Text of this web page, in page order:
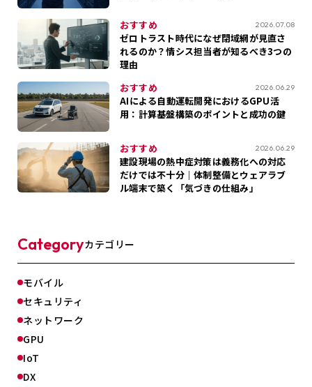
おすすめ 2026.07.08
ゼロトラスト時代になぜ閉域網が見直さ
れるのか？情シス担当者が知るべき3つの
理由
おすすめ
2026.06.29
AIによる自動運転開発におけるGPU活
用：計算基盤構築のポイントと成功の鍵
おすすめ 2026.06.29
建設現場の熱中症対策は義務化への対応
だけでは不十分｜体制整備とウェアラブ
ル端末で築く「気づきの仕組み」
Categoryカテゴリー
モバイル
セキュリティ
ネットワーク
GPU
IoT
DX